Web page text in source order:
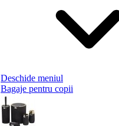
Deschide meniul
Bagaje pentru copii